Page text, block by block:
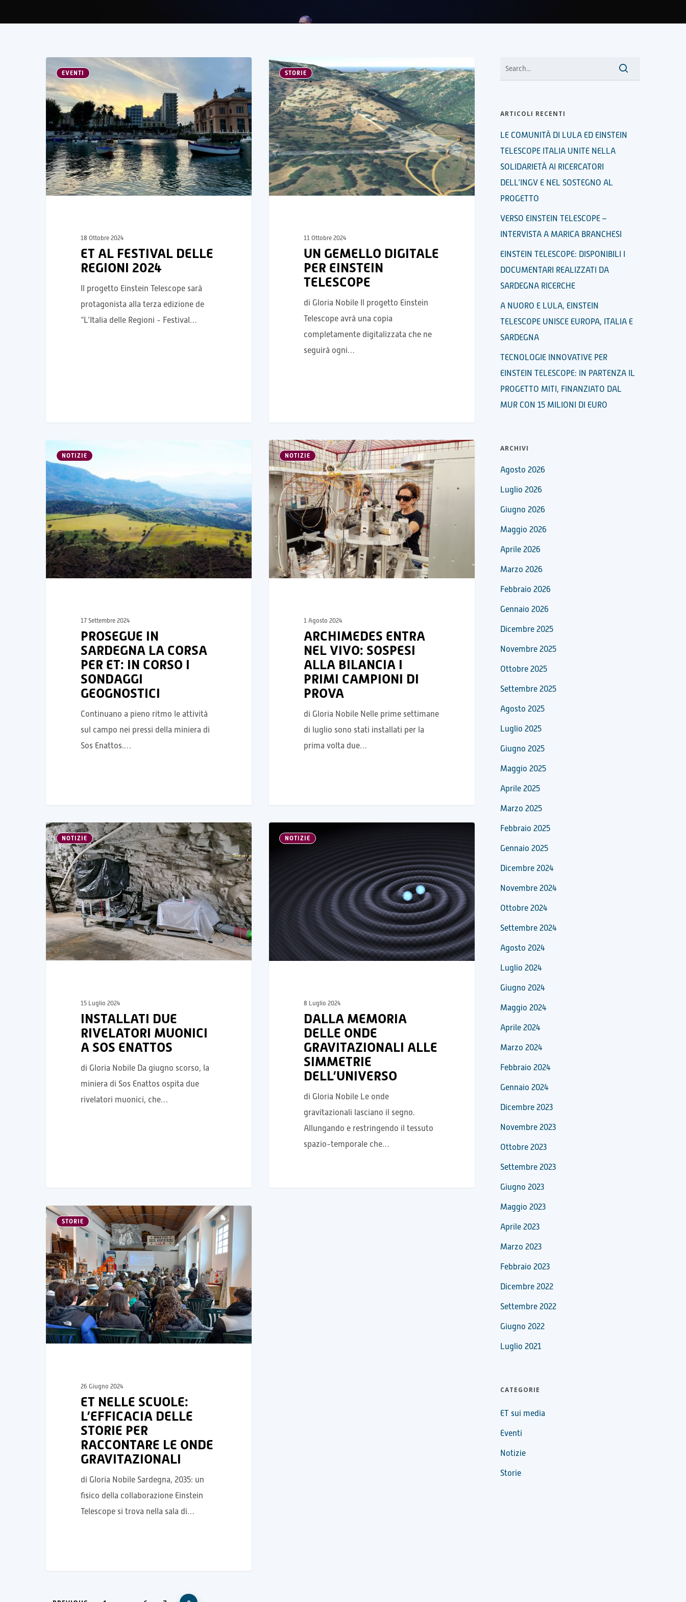
EVENTI
18 Ottobre 2024
ET AL FESTIVAL DELLE
REGIONI 2024
Il progetto Einstein Telescope sarà
protagonista alla terza edizione de
“L’Italia delle Regioni - Festival…
STORIE
11 Ottobre 2024
UN GEMELLO DIGITALE
PER EINSTEIN
TELESCOPE
di Gloria Nobile Il progetto Einstein
Telescope avrà una copia
completamente digitalizzata che ne
seguirà ogni…
NOTIZIE
17 Settembre 2024
PROSEGUE IN
SARDEGNA LA CORSA
PER ET: IN CORSO I
SONDAGGI
GEOGNOSTICI
Continuano a pieno ritmo le attività
sul campo nei pressi della miniera di
Sos Enattos.…
NOTIZIE
1 Agosto 2024
ARCHIMEDES ENTRA
NEL VIVO: SOSPESI
ALLA BILANCIA I
PRIMI CAMPIONI DI
PROVA
di Gloria Nobile Nelle prime settimane
di luglio sono stati installati per la
prima volta due…
NOTIZIE
15 Luglio 2024
INSTALLATI DUE
RIVELATORI MUONICI
A SOS ENATTOS
di Gloria Nobile Da giugno scorso, la
miniera di Sos Enattos ospita due
rivelatori muonici, che…
NOTIZIE
8 Luglio 2024
DALLA MEMORIA
DELLE ONDE
GRAVITAZIONALI ALLE
SIMMETRIE
DELL’UNIVERSO
di Gloria Nobile Le onde
gravitazionali lasciano il segno.
Allungando e restringendo il tessuto
spazio-temporale che…
STORIE
26 Giugno 2024
ET NELLE SCUOLE:
L’EFFICACIA DELLE
STORIE PER
RACCONTARE LE ONDE
GRAVITAZIONALI
di Gloria Nobile Sardegna, 2035: un
fisico della collaborazione Einstein
Telescope si trova nella sala di…
ARTICOLI RECENTI
LE COMUNITÀ DI LULA ED EINSTEIN
TELESCOPE ITALIA UNITE NELLA
SOLIDARIETÀ AI RICERCATORI
DELL’INGV E NEL SOSTEGNO AL
PROGETTO
VERSO EINSTEIN TELESCOPE –
INTERVISTA A MARICA BRANCHESI
EINSTEIN TELESCOPE: DISPONIBILI I
DOCUMENTARI REALIZZATI DA
SARDEGNA RICERCHE
A NUORO E LULA, EINSTEIN
TELESCOPE UNISCE EUROPA, ITALIA E
SARDEGNA
TECNOLOGIE INNOVATIVE PER
EINSTEIN TELESCOPE: IN PARTENZA IL
PROGETTO MITI, FINANZIATO DAL
MUR CON 15 MILIONI DI EURO
ARCHIVI
Agosto 2026
Luglio 2026
Giugno 2026
Maggio 2026
Aprile 2026
Marzo 2026
Febbraio 2026
Gennaio 2026
Dicembre 2025
Novembre 2025
Ottobre 2025
Settembre 2025
Agosto 2025
Luglio 2025
Giugno 2025
Maggio 2025
Aprile 2025
Marzo 2025
Febbraio 2025
Gennaio 2025
Dicembre 2024
Novembre 2024
Ottobre 2024
Settembre 2024
Agosto 2024
Luglio 2024
Giugno 2024
Maggio 2024
Aprile 2024
Marzo 2024
Febbraio 2024
Gennaio 2024
Dicembre 2023
Novembre 2023
Ottobre 2023
Settembre 2023
Giugno 2023
Maggio 2023
Aprile 2023
Marzo 2023
Febbraio 2023
Dicembre 2022
Settembre 2022
Giugno 2022
Luglio 2021
CATEGORIE
ET sui media
Eventi
Notizie
Storie